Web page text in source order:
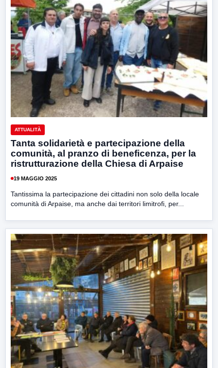
ATTUALITÀ
Tanta solidarietà e partecipazione della
comunità, al pranzo di beneficenza, per la
ristrutturazione della Chiesa di Arpaise
19 MAGGIO 2025
Tantissima la partecipazione dei cittadini non solo della locale
comunità di Arpaise, ma anche dai territori limitrofi, per...